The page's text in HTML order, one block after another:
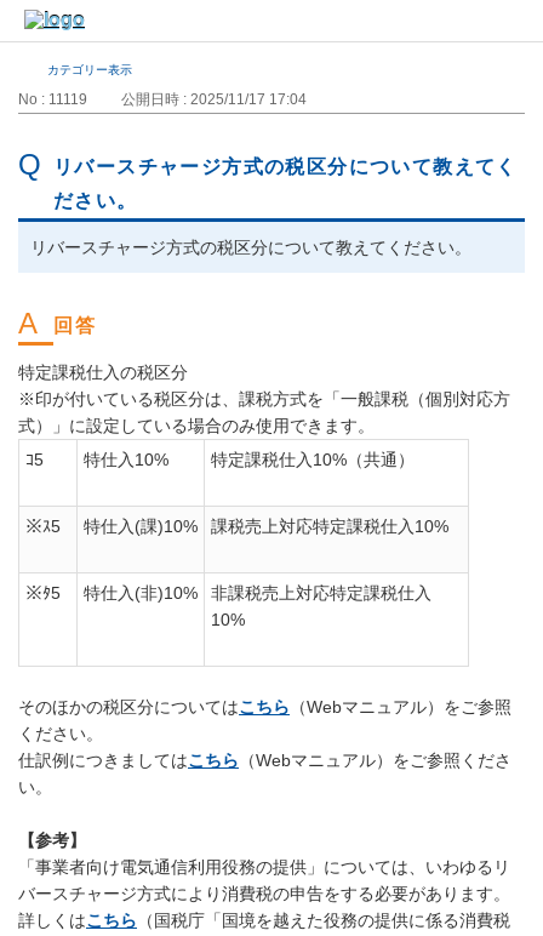
カテゴリー表示
No : 11119 公開日時 : 2025/11/17 17:04
リバースチャージ方式の税区分について教えてく
ださい。
リバースチャージ方式の税区分について教えてください。
特定課税仕入の税区分
※印が付いている税区分は、課税方式を「一般課税（個別対応方
式）」に設定している場合のみ使用できます。
ｺ5
特仕入10% 特定課税仕入10%（共通）
※ｽ5 特仕入(課)10% 課税売上対応特定課税仕入10%
※ﾀ5 特仕入(非)10%
非課税売上対応特定課税仕入
10%
そのほかの税区分についてはこちら （Webマニュアル）をご参照
ください。
仕訳例につきましてはこちら （Webマニュアル）をご参照くださ
い。
【参考】
「事業者向け電気通信利用役務の提供」については、いわゆるリ
バースチャージ方式により消費税の申告をする必要があります。
詳しくはこちら （国税庁「国境を越えた役務の提供に係る消費税